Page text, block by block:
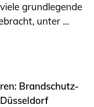
grundlegende
unter ...
Brandschutz-